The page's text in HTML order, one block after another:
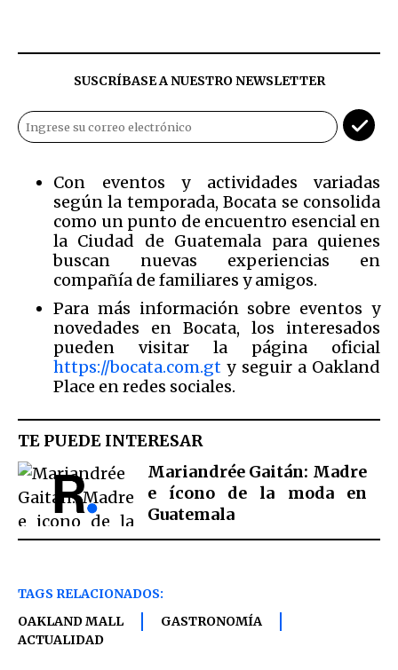
SUSCRÍBASE A NUESTRO NEWSLETTER
Con eventos y actividades variadas
según la temporada, Bocata se consolida
como un punto de encuentro esencial en
la Ciudad de Guatemala para quienes
buscan nuevas experiencias en
compañía de familiares y amigos.
Para más información sobre eventos y
novedades en Bocata, los interesados
pueden visitar la página oficial
https://bocata.com.gt y seguir a Oakland
Place en redes sociales.
TE PUEDE INTERESAR
Mariandrée Gaitán: Madre
e ícono de la moda en
Guatemala
TAGS RELACIONADOS:
OAKLAND MALL
GASTRONOMÍA
ACTUALIDAD